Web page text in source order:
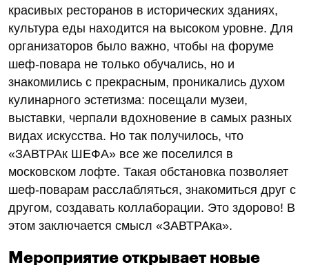
красивых ресторанов в исторических зданиях,
культура еды находится на высоком уровне. Для
организаторов было важно, чтобы на форуме
шеф-повара не только обучались, но и
знакомились с прекрасным, проникались духом
кулинарного эстетизма: посещали музеи,
выставки, черпали вдохновение в самых разных
видах искусства. Но так получилось, что
«ЗАВТРАк ШЕФА» все же поселился в
московском лофте. Такая обстановка позволяет
шеф-поварам расслабляться, знакомиться друг с
другом, создавать коллаборации. Это здорово! В
этом заключается смысл «ЗАВТРАка».
Мероприятие открывает новые